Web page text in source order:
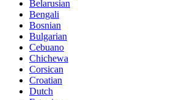
Belarusian
Bengali
Bosnian
Bulgarian
Cebuano
Chichewa
Corsican
Croatian
Dutch